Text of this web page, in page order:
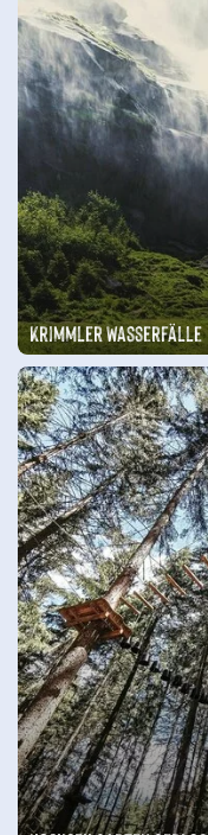
Krimmler Wasserfälle